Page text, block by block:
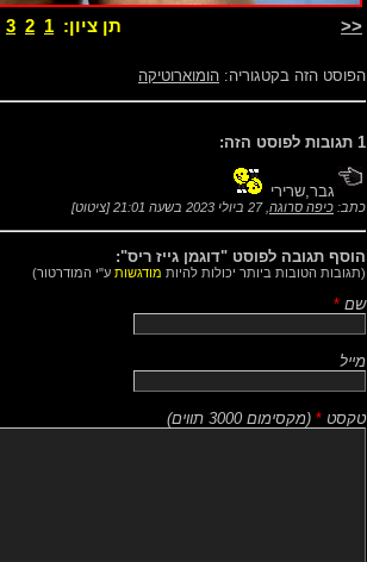
<< תן ציון: 1
2
3
הפוסט הזה בקטגוריה: הומוארוטיקה
1 תגובות לפוסט הזה:
גבר,שרירי
כתב: כיפה סרוגה ,27 ביולי 2023 בשעה 21:01 [ציטוט]
הוסף תגובה לפוסט "דוגמן גייז ריס":
(תגובות הטובות ביותר יכולות להיות מודגשות ע"י המודרטור)
שם *
מייל
טקסט *
(מקסימום 3000 תווים )